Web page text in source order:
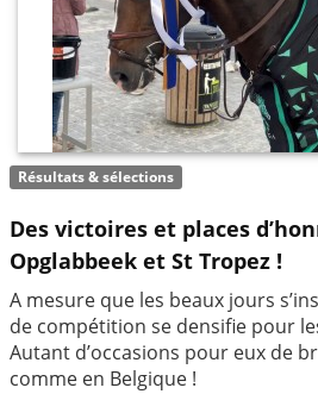
Résultats & sélections
Des victoires et places
Opglabbeek et St Tropez !
A mesure que les beaux jours
de compétition se densifie pour
Autant d’occasions pour eux de
comme en Belgique !